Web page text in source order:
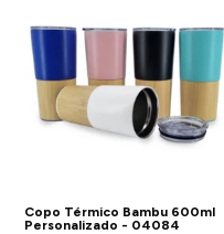
Copo Térmico Bambu 600ml
Personalizado - 04084